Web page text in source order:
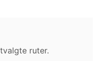
ruter.